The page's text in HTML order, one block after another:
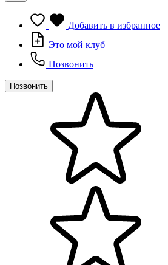
Добавить в избранное
Это мой клуб
Позвонить
Позвонить